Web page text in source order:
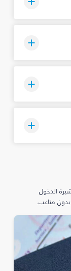
الدخول
متاعب.